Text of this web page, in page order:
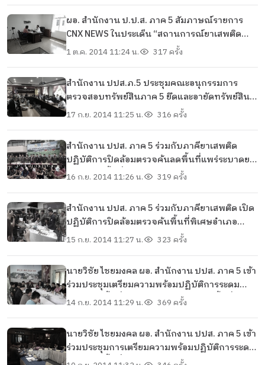
ผอ. สำนักงาน ป.ป.ส. ภาค 5 สัมภาษณ์รายการ
CNX NEWS ในประเด็น “สถานการณ์ยาเสพติด
ภาคเหนือ”
1 ต.ค. 2014 11:24 น. 317 ครั้ง
สำนักงาน ปปส.ภ.5 ประชุมคณะอนุกรรมการ
ตรวจสอบทรัพย์สินภาค 5 ยึดและอายัดทรัพย์สิน
กว่า 5,074,816.10 ล้านบาท ณ ห้องประชุมอินทน
17 ก.ย. 2014 11:25 น. 316 ครั้ง
สำนักงาน ปปส. ภาค 5 ร่วมกับภาคียาเสพติด
ปฏิบัติการปิดล้อมตรวจค้นลดพื้นที่แพร่ระบาดยา
เสพติดในพื้นที่ 8 จังหวัดภาคเหนือตอนบน ณ
16 ก.ย. 2014 11:26 น. 319 ครั้ง
สำนักงาน ปปส. ภาค 5 ร่วมกับภาคียาเสพติด เปิด
ปฏิบัติการปิดล้อมตรวจค้นพื้นที่พิเศษอำเภอ
อมก๋อย กวาดล้างยาเสพติด
15 ก.ย. 2014 11:27 น. 323 ครั้ง
นายวิชัย ไชยมงคล ผอ. สำนักงาน ปปส. ภาค 5 เข้า
ร่วมประชุมเตรียมความพร้อมปฏิบัติการระดม
กวาดล้างพื้นที่แพร่ระบาดยาเสพติดในพื้นที่
14 ก.ย. 2014 11:29 น. 369 ครั้ง
นายวิชัย ไชยมงคล ผอ. สำนักงาน ปปส. ภาค 5 เข้า
ร่วมประชุมการเตรียมความพร้อมปฏิบัติการระดม
กวาดล้างพื้นที่แพร่ระบาดยาเสพติด ณ ตำรวจภูธร